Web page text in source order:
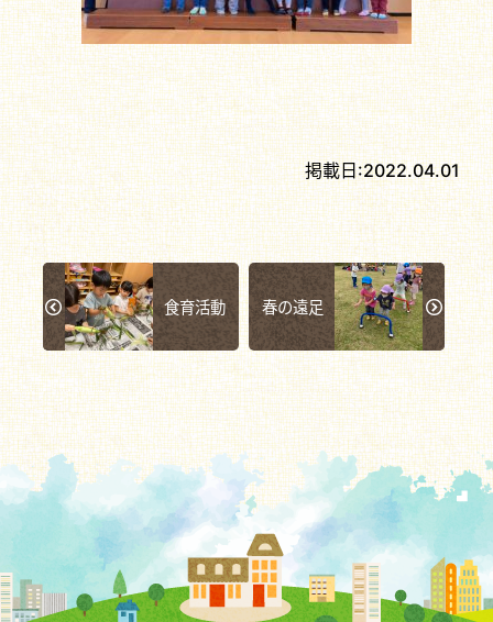
掲載日:2022.04.01
食育活動 春の遠足